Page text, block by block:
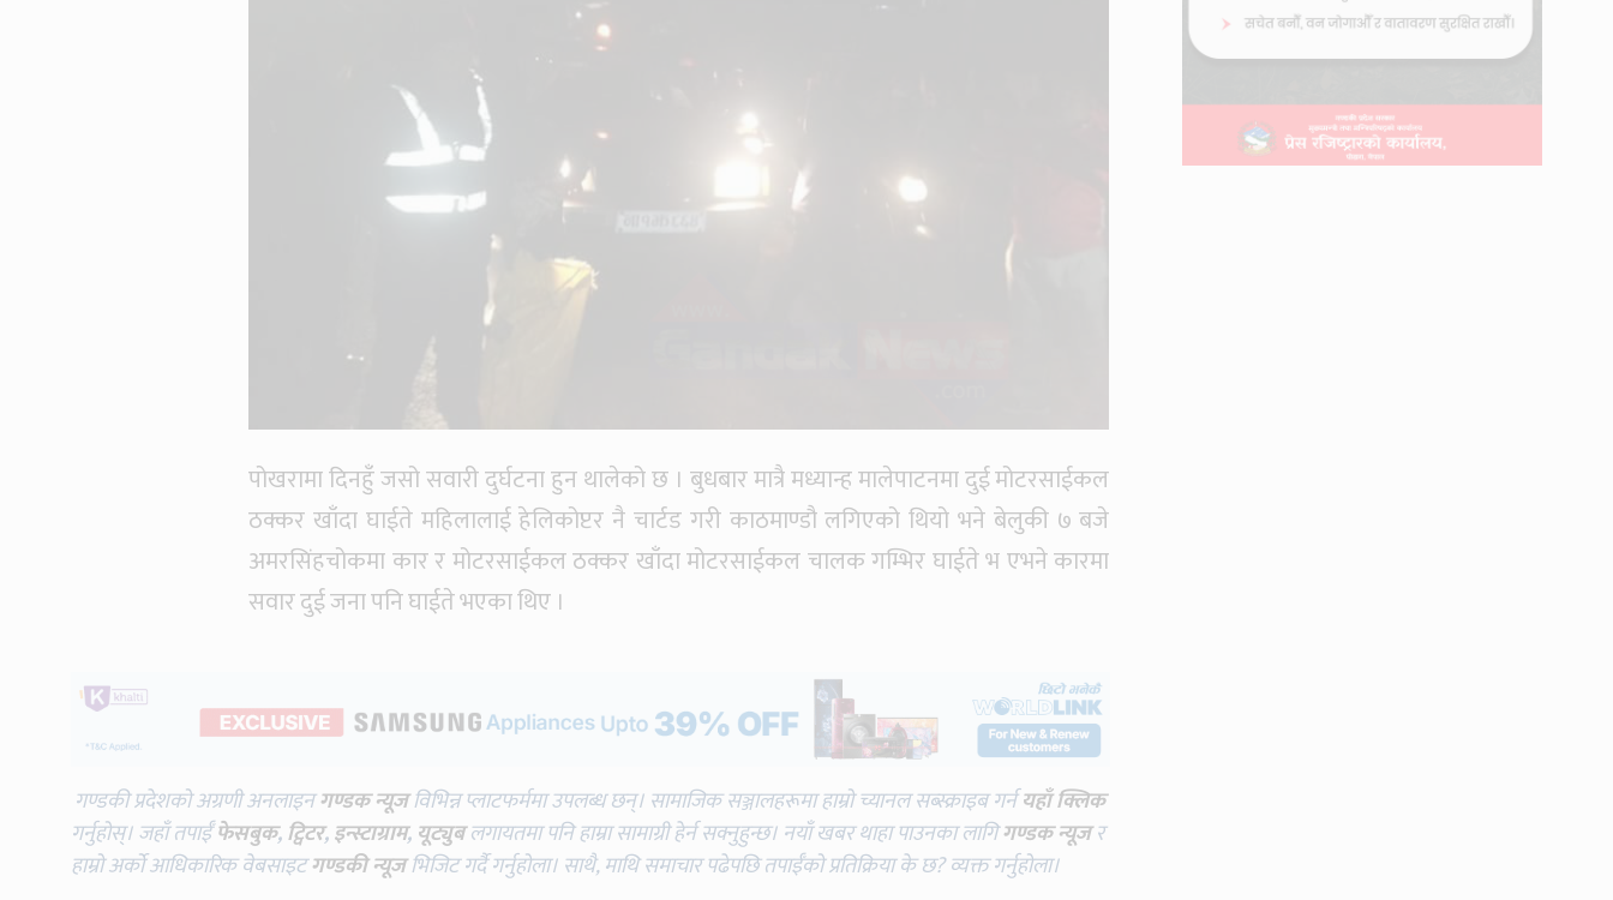
पोखरामा दिनहुँ जसो सवारी दुर्घटना हुन थालेको छ । बुधबार मात्रै मध्यान्ह मालेपाटनमा दुई मोटरसाईकल
ठक्कर खाँदा घाईते महिलालाई हेलिकोप्टर नै चार्टड गरी काठमाण्डौ लगिएको थियो भने बेलुकी ७ बजे
अमरसिंहचोकमा कार र मोटरसाईकल ठक्कर खाँदा मोटरसाईकल चालक गम्भिर घाईते भ एभने कारमा
सवार दुई जना पनि घाईते भएका थिए ।
गण्डकी प्रदेशको अग्रणी अनलाइनगण्डक न्यूजविभिन्न प्लाटफर्ममा उपलब्ध छन्। सामाजिक सञ्जालहरूमा हाम्रो च्यानल सब्स्क्राइब गर्नयहाँ क्लिक
गर्नुहोस्। जहाँ तपाईँफेसबुक,ट्विटर,इन्स्टाग्राम, यूट्युब लगायतमा पनि हाम्रा सामाग्री हेर्न सक्नुहुन्छ। नयाँ खबर थाहा पाउनका लागिगण्डक न्यूजर
हाम्रो अर्को आधिकारिक वेबसाइटगण्डकी न्यूजभिजिट गर्दै गर्नुहोला। साथै, माथि समाचार पढेपछि तपाईँको प्रतिक्रिया के छ? व्यक्त गर्नुहोला।